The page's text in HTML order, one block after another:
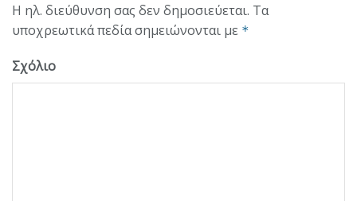
Η ηλ. διεύθυνση σας δεν δημοσιεύεται. Τα
υποχρεωτικά πεδία σημειώνονται με *
Σχόλιο